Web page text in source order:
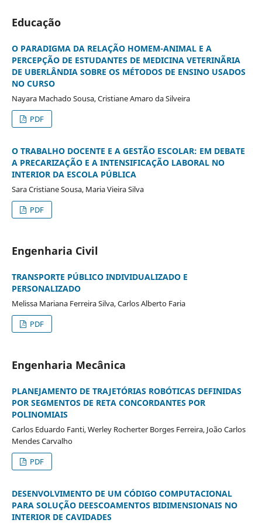
Educação
O PARADIGMA DA RELAÇÃO HOMEM-ANIMAL E A
PERCEPÇÃO DE ESTUDANTES DE MEDICINA VETERINÃRIA
DE UBERLÂNDIA SOBRE OS MÉTODOS DE ENSINO USADOS
NO CURSO
Nayara Machado Sousa, Cristiane Amaro da Silveira
PDF
O TRABALHO DOCENTE E A GESTÃO ESCOLAR: EM DEBATE
A PRECARIZAÇÃO E A INTENSIFICAÇÃO LABORAL NO
INTERIOR DA ESCOLA PÚBLICA
Sara Cristiane Sousa, Maria Vieira Silva
PDF
Engenharia Civil
TRANSPORTE PÚBLICO INDIVIDUALIZADO E
PERSONALIZADO
Melissa Mariana Ferreira Silva, Carlos Alberto Faria
PDF
Engenharia Mecânica
PLANEJAMENTO DE TRAJETÓRIAS ROBÓTICAS DEFINIDAS
POR SEGMENTOS DE RETA CONCORDANTES POR
POLINOMIAIS
Carlos Eduardo Fanti, Werley Rocherter Borges Ferreira, João Carlos
Mendes Carvalho
PDF
DESENVOLVIMENTO DE UM CÓDIGO COMPUTACIONAL
PARA SOLUÇÃO DEESCOAMENTOS BIDIMENSIONAIS NO
INTERIOR DE CAVIDADES